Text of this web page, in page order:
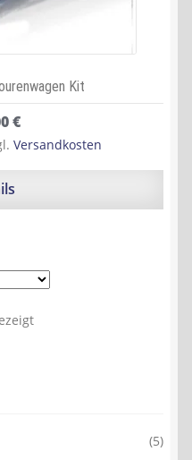
Kit
€
Versandkosten
(5)